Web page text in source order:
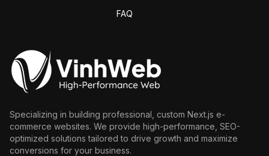
Specializing in building professional, custom Next.js e-
commerce websites. We provide high-performance, SEO-
optimized solutions tailored to drive growth and maximize
conversions for your business.
FAQ